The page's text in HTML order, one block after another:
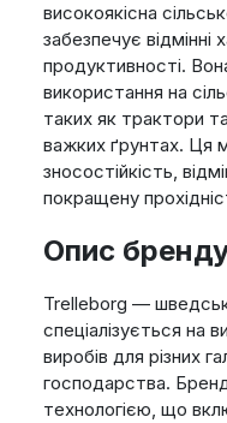
високоякісна
забезпечує відмінні
продуктивності.
використання на
таких як трактори
важких ґрунтах. Ця
зносостійкість,
покращену
Опис
Trelleborg —
спеціалізується на
виробів для різних
господарства.
технологією, що